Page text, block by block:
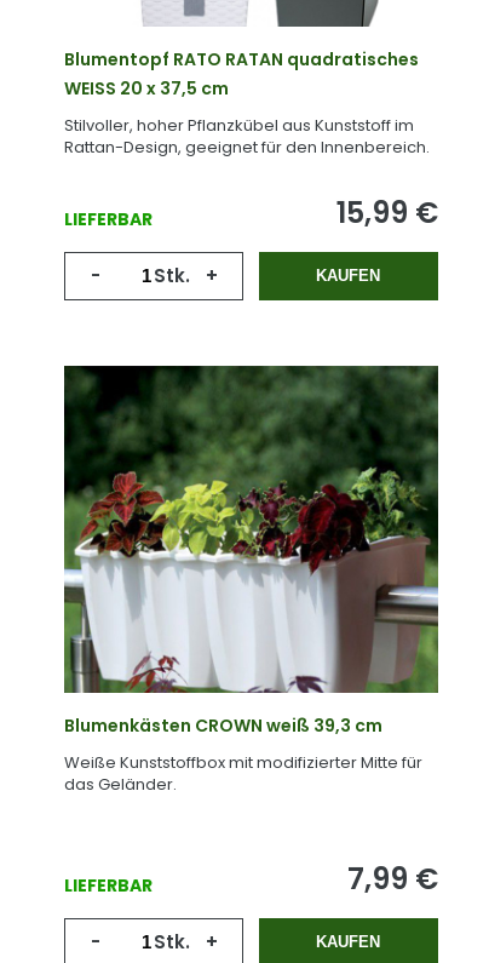
Blumentopf RATO RATAN quadratisches
WEISS 20 x 37,5 cm
Stilvoller, hoher Pflanzkübel aus Kunststoff im
Rattan-Design, geeignet für den Innenbereich.
LIEFERBAR 15,99 €
- Stk. + KAUFEN
Blumenkästen CROWN weiß 39,3 cm
Weiße Kunststoffbox mit modifizierter Mitte für
das Geländer.
LIEFERBAR 7,99 €
- Stk. + KAUFEN